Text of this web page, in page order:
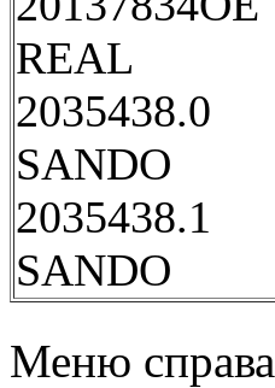
REAL
2035438.0
SANDO
2035438.1
SANDO
Меню справа